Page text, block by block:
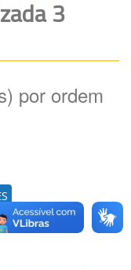
Canais
3
por ordem